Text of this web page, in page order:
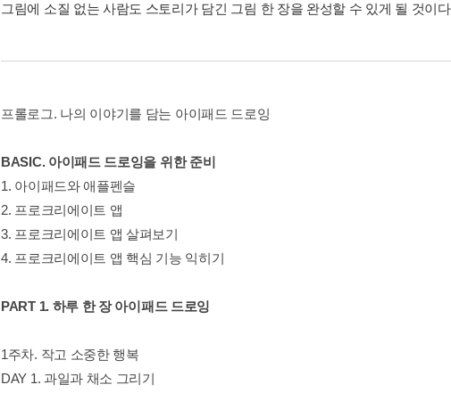
그림에 소질 없는 사람도 스토리가 담긴 그림 한 장을 완성할 수 있게 될 것이
프롤로그. 나의 이야기를 담는 아이패드 드로잉
BASIC. 아이패드 드로잉을 위한 준비
1. 아이패드와 애플펜슬
2. 프로크리에이트 앱
3. 프로크리에이트 앱 살펴보기
4. 프로크리에이트 앱 핵심 기능 익히기
PART 1. 하루 한 장 아이패드 드로잉
1주차. 작고 소중한 행복
DAY 1. 과일과 채소 그리기